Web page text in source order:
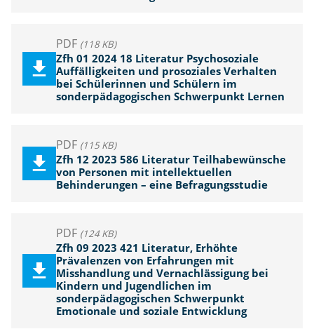
PDF (118 KB)
Zfh 01 2024 18 Literatur Psychosoziale
Auffälligkeiten und prosoziales Verhalten
bei Schülerinnen und Schülern im
sonderpädagogischen Schwerpunkt Lernen
PDF (115 KB)
Zfh 12 2023 586 Literatur Teilhabewünsche
von Personen mit intellektuellen
Behinderungen – eine Befragungsstudie
PDF (124 KB)
Zfh 09 2023 421 Literatur, Erhöhte
Prävalenzen von Erfahrungen mit
Misshandlung und Vernachlässigung bei
Kindern und Jugendlichen im
sonderpädagogischen Schwerpunkt
Emotionale und soziale Entwicklung